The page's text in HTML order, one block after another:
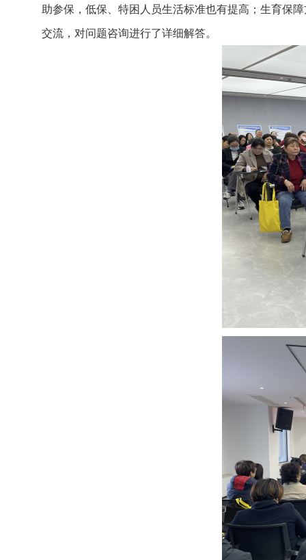
助参保，低保、特困人员生活标准也有提高；生育保
交流，对问题咨询进行了详细解答。